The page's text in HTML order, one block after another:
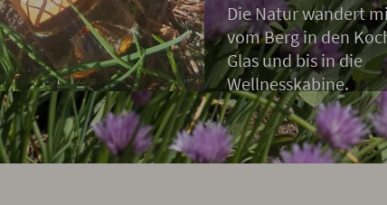
Die Natur wandert
vom Berg in den
Glas und bis in die
Wellnesskabine.